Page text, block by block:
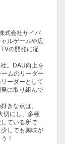
式会社サイバ
ルゲームや広
の開発に従
。DAU向上を
ムのリーダー
ーダーとして
に取り組んで
きな点は、
切にし、多種
ている所で
しでも興味が
！